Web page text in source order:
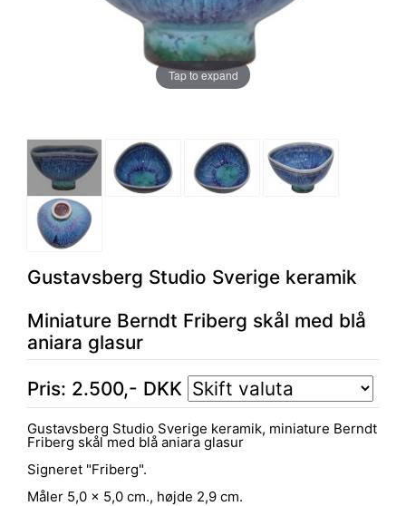
Tap to expand
Gustavsberg Studio Sverige keramik
Miniature Berndt Friberg skål med blå
aniara glasur
Pris: 2.500,- DKK
Gustavsberg Studio Sverige keramik, miniature Berndt
Friberg skål med blå aniara glasur
Signeret "Friberg".
Måler 5,0 x 5,0 cm., højde 2,9 cm.